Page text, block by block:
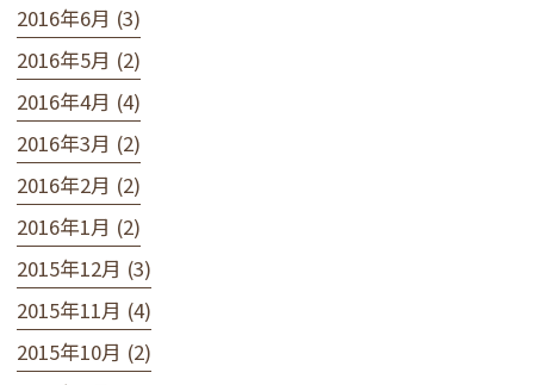
2016年6月 (3)
2016年5月 (2)
2016年4月 (4)
2016年3月 (2)
2016年2月 (2)
2016年1月 (2)
2015年12月 (3)
2015年11月 (4)
2015年10月 (2)